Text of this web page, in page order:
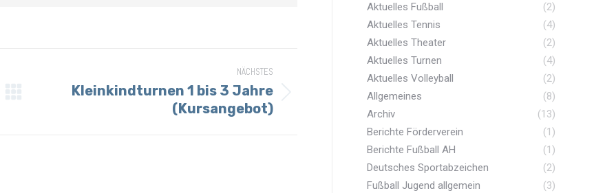
NÄCHSTES
Nächster
Kleinkindturnen 1 bis 3 Jahre
(Kursangebot)
Aktuelles Fußball
(2)
Aktuelles Tennis
(4)
Aktuelles Theater
(2)
Aktuelles Turnen
(4)
Aktuelles Volleyball
(2)
Allgemeines
(8)
Archiv
(13)
Berichte Förderverein
(1)
Berichte Fußball AH
(1)
Deutsches Sportabzeichen
(2)
Fußball Jugend allgemein
(3)